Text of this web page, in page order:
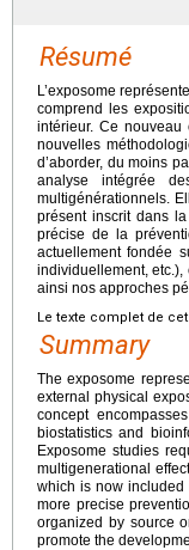
Résumé
L’exposome
comprend les
intérieur. Ce nouveau
nouvelles
d’aborder, du moins
analyse intégrée
multigénérationnels.
présent inscrit dans
précise de la
actuellement fondée
individuellement,
ainsi nos approches
Le texte complet de
Summary
The exposome
external physical
concept
biostatistics and
Exposome studies
multigenerational
which is now included
more precise
organized by source
promote the